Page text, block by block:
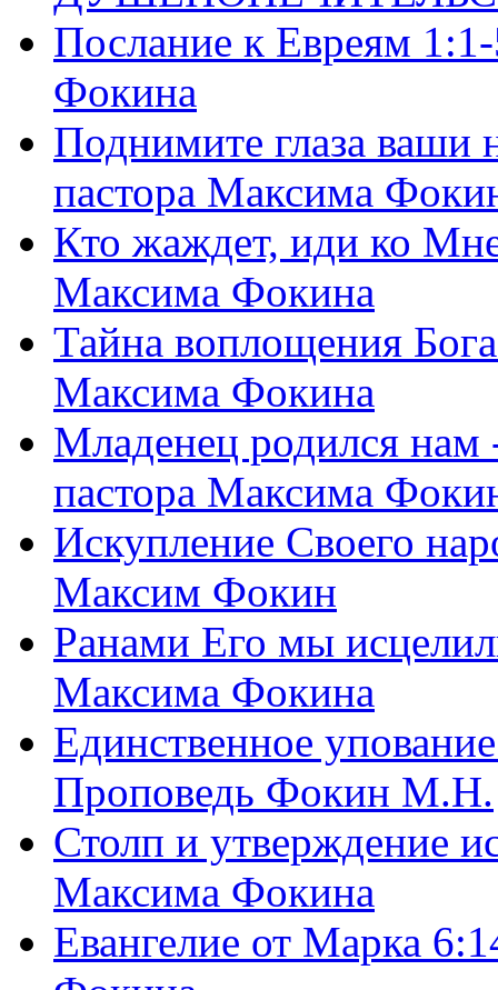
Послание к Евреям
Фокина
Поднимите глаза ваши
пастора Максима
Кто жаждет, иди ко
Максима Фокина
Тайна воплощения
Максима Фокина
Младенец родился
пастора Максима
Искупление Своего
Максим Фокин
Ранами Его мы
Максима Фокина
Единственное
Проповедь Фокин М.Н.
Столп и утверждение
Максима Фокина
Евангелие от Марка